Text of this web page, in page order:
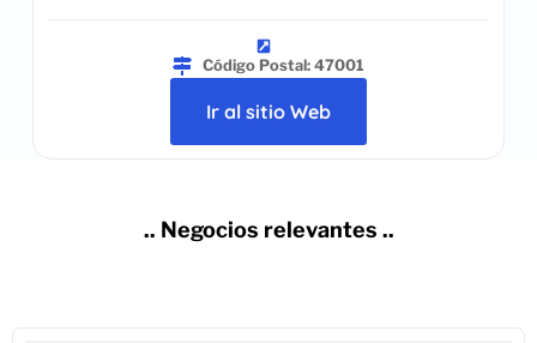
Código Postal: 47001
Ir al sitio Web
.. Negocios relevantes ..